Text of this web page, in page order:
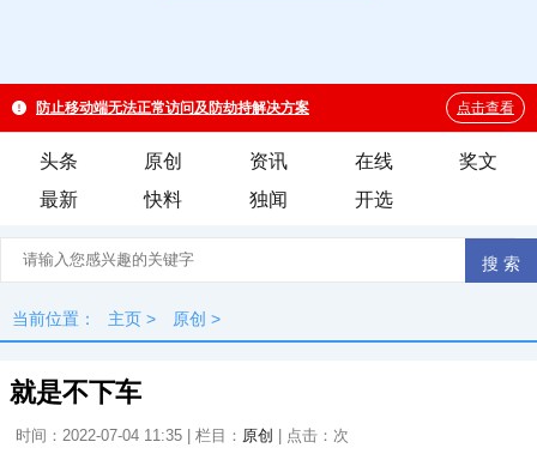
头条 原创 资讯 在线
奖文
最新
快料 独闻 开选
当前位置： 主页 > 原创 >
就是不下车
时间：2022-07-04 11:35 | 栏目： 原创 | 点击： 次